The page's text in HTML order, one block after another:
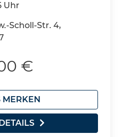
Uhr
Scholl-Str. 4,
€